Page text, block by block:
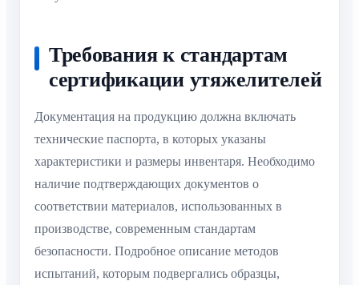
Требования к стандартам
сертификации утяжелителей
Документация на продукцию должна включать
технические паспорта, в которых указаны
характеристики и размеры инвентаря. Необходимо
наличие подтверждающих документов о
соответствии материалов, использованных в
производстве, современным стандартам
безопасности. Подробное описание методов
испытаний, которым подвергались образцы,